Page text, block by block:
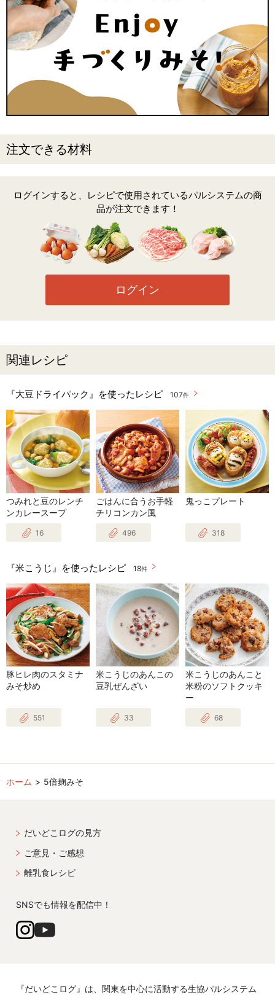
注文できる材料
ログインすると、レシピで使用されているパルシステムの商
品が注文できます！
ログイン
関連レシピ
『大豆ドライパック』を使ったレシピ 107件
つみれと豆のレンチ
ンカレースープ
16
ごはんに合うお手軽
チリコンカン風
496
鬼っこプレート
318
『米こうじ』を使ったレシピ 18件
豚ヒレ肉のスタミナ
みそ炒め
551
米こうじのあんこの
豆乳ぜんざい
33
米こうじのあんこと
米粉のソフトクッキ
ー
68
ホーム 5倍麹みそ
だいどこログの見方
ご意見・ご感想
離乳食レシピ
SNSでも情報を配信中！
『だいどこログ』は、関東を中心に活動する生協パルシステム